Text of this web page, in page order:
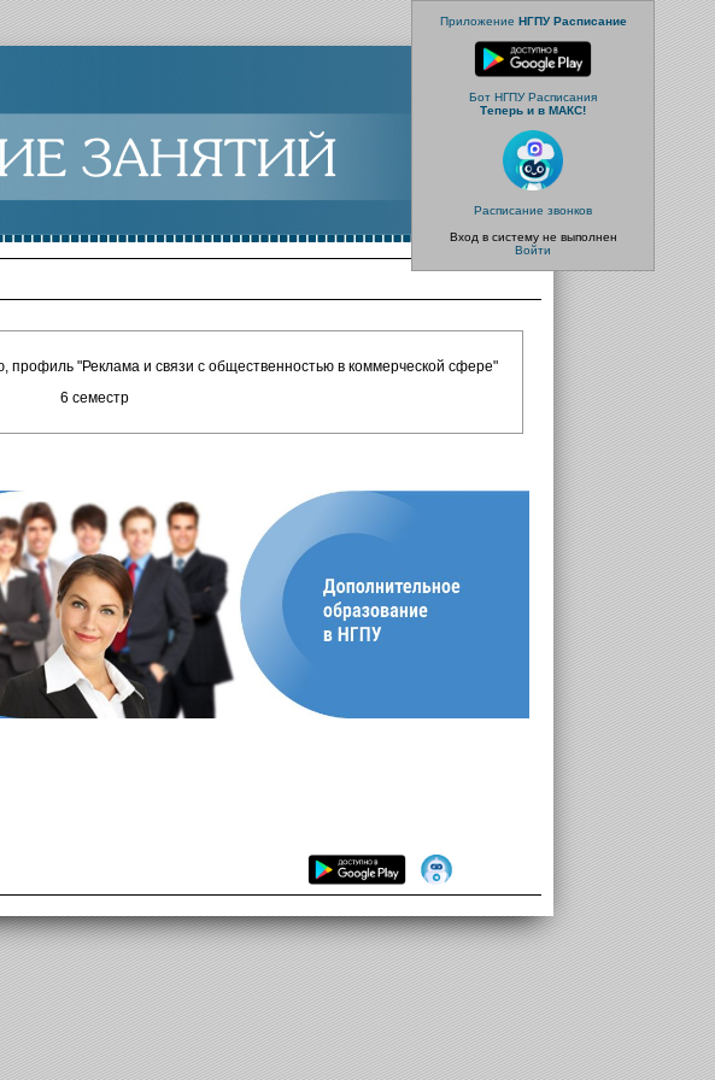
Приложение НГПУ Расписание
Бот НГПУ Расписания
Теперь и в МАКС!
Расписание звонков
Вход в систему не выполнен
Войти
профиль "Реклама и связи с общественностью в коммерческой сфере"
6 семестр